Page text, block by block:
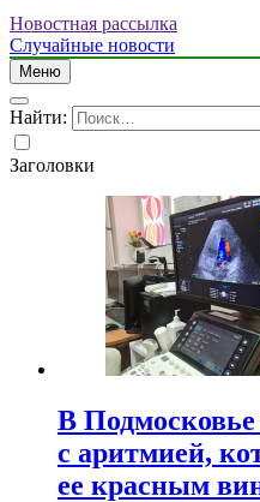
Новостная рассылка
Случайные новости
Меню
Найти:
Заголовки
В
с аритмией,
ее красным